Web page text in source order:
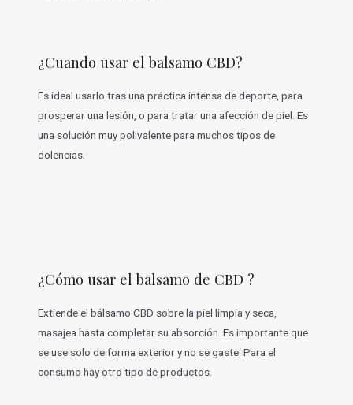
¿Cuando usar el balsamo CBD?
Es ideal usarlo tras una práctica intensa de deporte, para
prosperar una lesión, o para tratar una afección de piel. Es
una solución muy polivalente para muchos tipos de
dolencias.
¿Cómo usar el balsamo de CBD ?
Extiende el bálsamo CBD sobre la piel limpia y seca,
masajea hasta completar su absorción. Es importante que
se use solo de forma exterior y no se gaste. Para el
consumo hay otro tipo de productos.